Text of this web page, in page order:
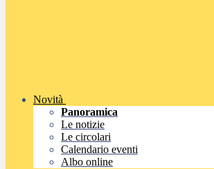
Novità
Panoramica
Le notizie
Le circolari
Calendario eventi
Albo online